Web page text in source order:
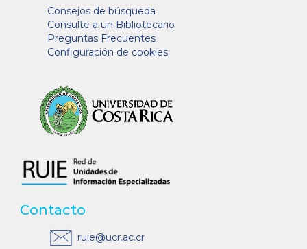
Consejos de búsqueda
Consulte a un Bibliotecario
Preguntas Frecuentes
Configuración de cookies
Contacto
ruie@ucr.ac.cr